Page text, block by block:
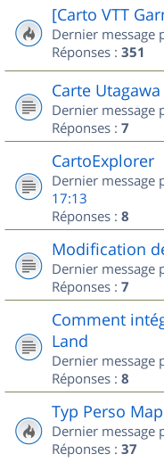
[Carto VTT
Dernier message
Réponses : 351
Carte
Dernier message
Réponses : 7
CartoExplorer
Dernier message
17:13
Réponses : 8
Modification
Dernier message
Réponses : 7
Comment
Land
Dernier message
Réponses : 8
Typ Perso
Dernier message
Réponses : 37